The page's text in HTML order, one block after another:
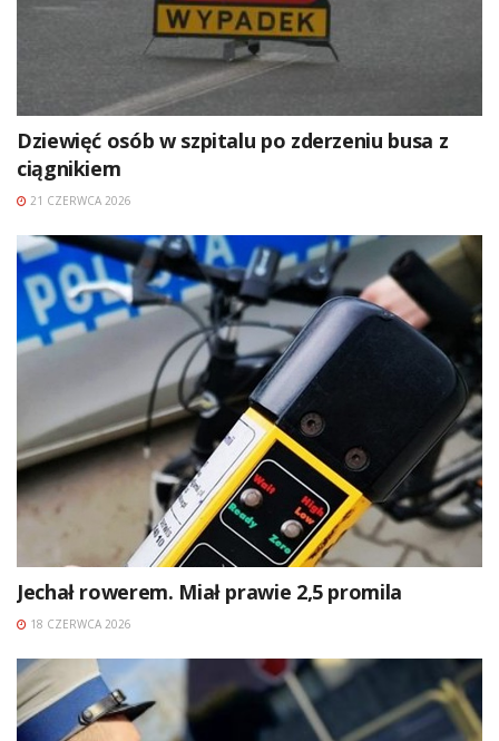
Dziewięć osób w szpitalu po zderzeniu busa z
ciągnikiem
21 CZERWCA 2026
Jechał rowerem. Miał prawie 2,5 promila
18 CZERWCA 2026